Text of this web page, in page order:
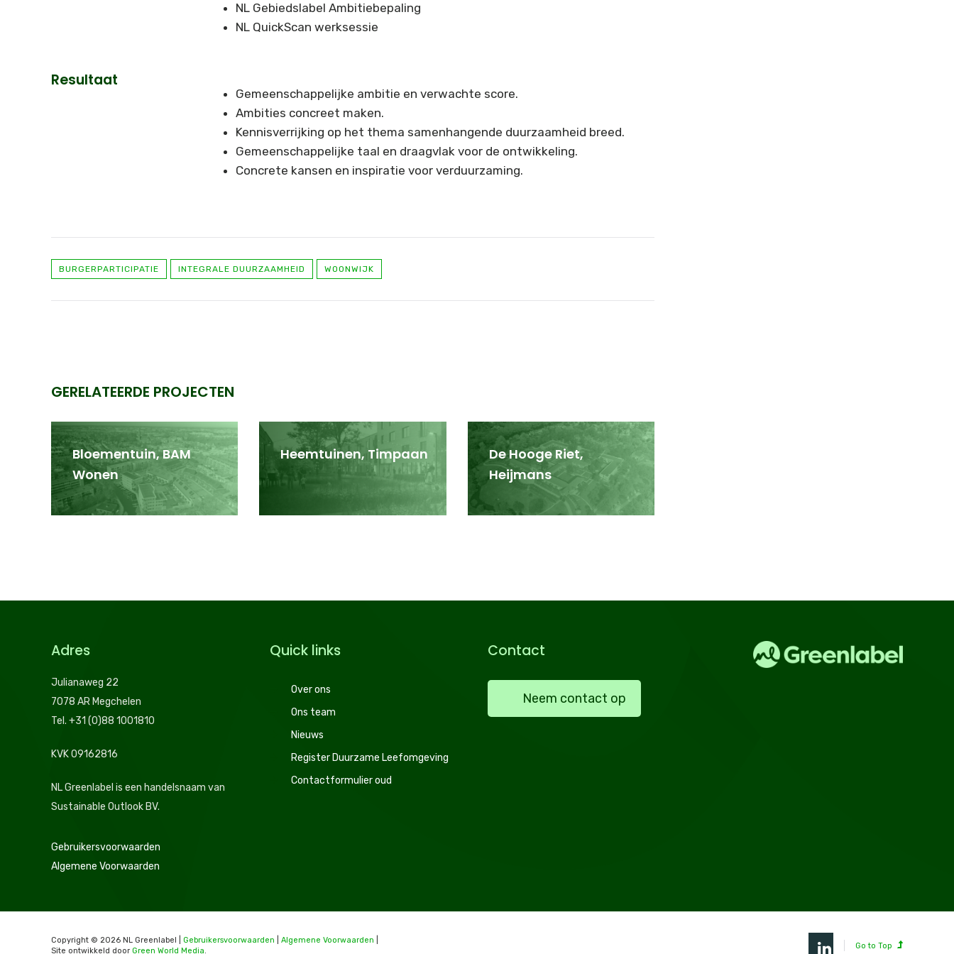
NL Gebiedslabel Ambitiebepaling
NL QuickScan werksessie
Resultaat
Gemeenschappelijke ambitie en verwachte score.
Ambities concreet maken.
Kennisverrijking op het thema samenhangende duurzaamheid breed.
Gemeenschappelijke taal en draagvlak voor de ontwikkeling.
Concrete kansen en inspiratie voor verduurzaming.
BURGERPARTICIPATIE INTEGRALE DUURZAAMHEID WOONWIJK
GERELATEERDE PROJECTEN
Bloementuin, BAM
Wonen
Heemtuinen, Timpaan
De Hooge Riet,
Heijmans
Adres
Julianaweg 22
7078 AR Megchelen
Tel. +31 (0)88 1001810
KVK 09162816
NL Greenlabel is een handelsnaam van
Sustainable Outlook BV.
Gebruikersvoorwaarden
Algemene Voorwaarden
Quick links
Over ons
Ons team
Nieuws
Register Duurzame Leefomgeving
Contactformulier oud
Contact
Neem contact op
Copyright © 2026 NL Greenlabel | Gebruikersvoorwaarden Algemene Voorwaarden
Site ontwikkeld door Green World Media
Go to Top